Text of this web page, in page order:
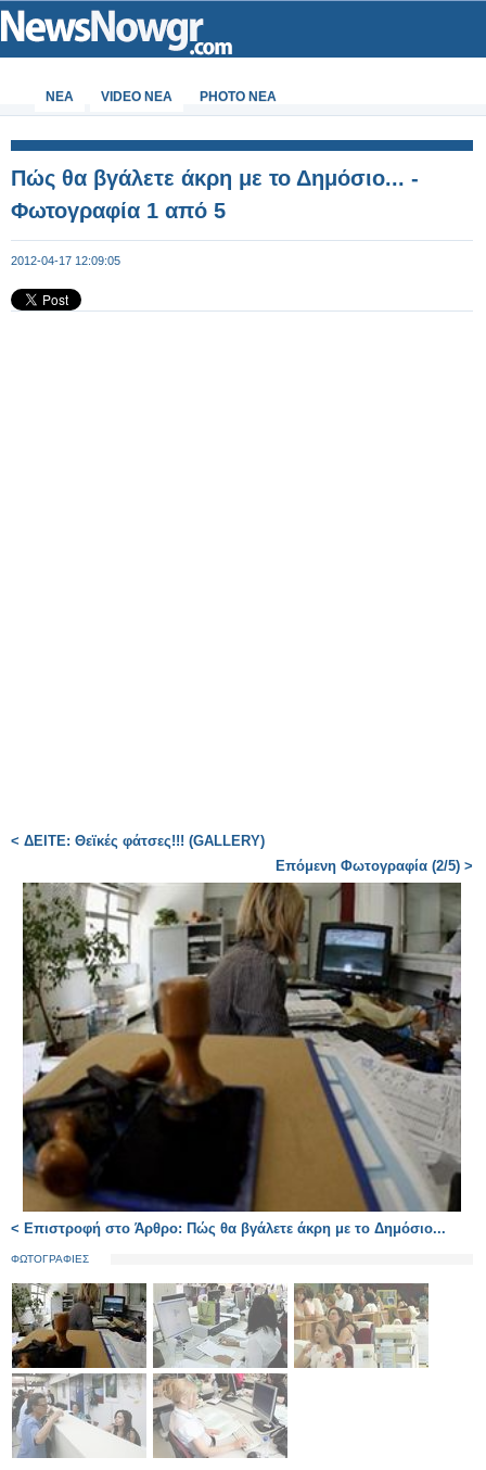
ΝΕΑ VIDEO NEA PHOTO NEA
Πώς θα βγάλετε άκρη με το Δημόσιο... -
Φωτογραφία 1 από 5
2012-04-17 12:09:05
< ΔΕΙΤΕ: Θεϊκές φάτσες!!! (GALLERY)
Επόμενη Φωτογραφία (2/5) >
< Επιστροφή στο Άρθρο: Πώς θα βγάλετε άκρη με το Δημόσιο...
ΦΩΤΟΓΡΑΦΙΕΣ